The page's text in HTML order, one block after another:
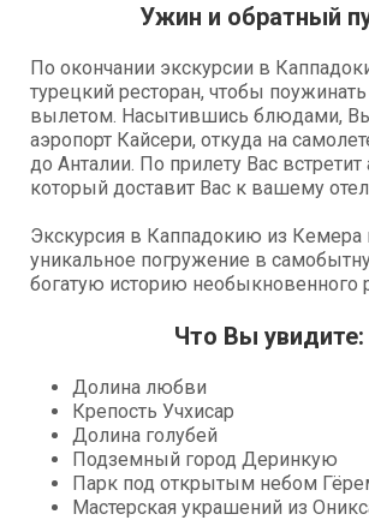
Ужин и обратный
По окончании экскурсии в
турецкий ресторан, чтобы
вылетом. Насытившись блюдами, Вы
аэропорт Кайсери, откуда на
до Анталии. По прилету Вас
который доставит Вас к вашему
Экскурсия в Каппадокию из Кемера
уникальное погружение в
богатую историю необыкновенного
Что Вы увидите:
Долина любви
Крепость Учхисар
Долина голубей
Подземный город Деринкую
Парк под открытым небом
Мастерская украшений из